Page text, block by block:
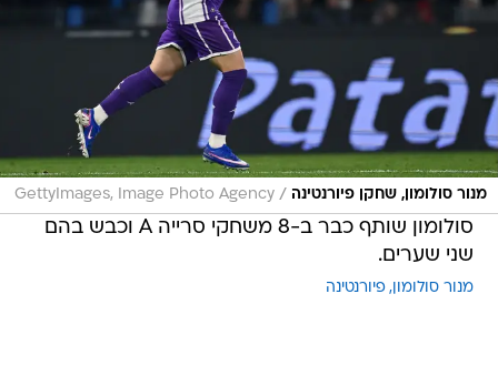
מנור סולומון, שחקן פיורנטינה /
GettyImages, Image Photo Agency
סולומון שותף כבר ב-8 משחקי סרייה A וכבש בהם
שני שערים.
מנור סולומון פיורנטינה